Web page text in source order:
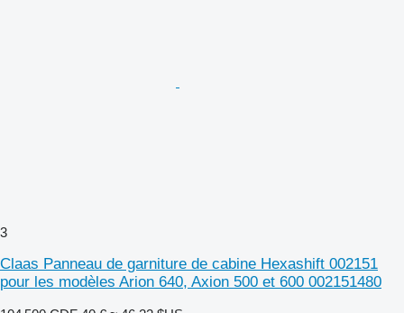
3
Claas Panneau de garniture de cabine Hexashift 002151
pour les modèles Arion 640, Axion 500 et 600 002151480